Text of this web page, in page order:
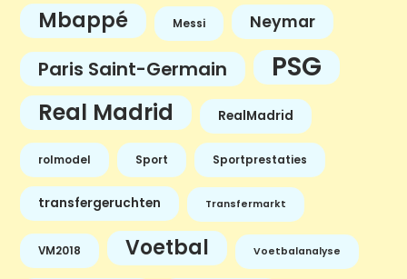
Mbappé Messi Neymar
Paris Saint-Germain PSG
Real Madrid RealMadrid
rolmodel Sport Sportprestaties
transfergeruchten Transfermarkt
VM2018 Voetbal Voetbalanalyse